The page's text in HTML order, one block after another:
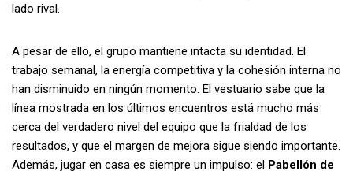
lado rival.
A pesar de ello, el grupo mantiene intacta su identidad. El
trabajo semanal, la energía competitiva y la cohesión interna no
han disminuido en ningún momento. El vestuario sabe que la
línea mostrada en los últimos encuentros está mucho más
cerca del verdadero nivel del equipo que la frialdad de los
resultados, y que el margen de mejora sigue siendo importante.
Además, jugar en casa es siempre un impulso: el Pabellón de